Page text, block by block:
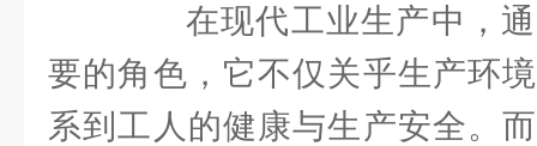
在现代工业生产中，通
要的角色，它不仅关乎生产环
系到工人的健康与生产安全。而